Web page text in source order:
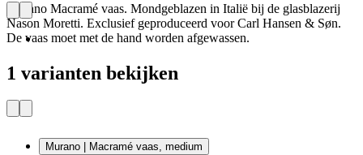
Murano Macramé vaas. Mondgeblazen in Italië bij de glasblazerij
Nason Moretti. Exclusief geproduceerd voor Carl Hansen & Søn.
De vaas moet met de hand worden afgewassen.
1 varianten bekijken
Murano | Macramé vaas, medium